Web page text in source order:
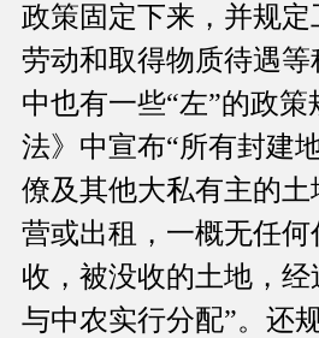
政策固定下来，并规
劳动和取得物质待遇
中也有一些“左”的政
法》中宣布“所有封建
僚及其他大私有主的
营或出租，一概无任
收，被没收的土地，
与中农实行分配”。还